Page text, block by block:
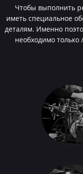
Чтобы выполнить
иметь специальное
деталям. Именно
необходимо